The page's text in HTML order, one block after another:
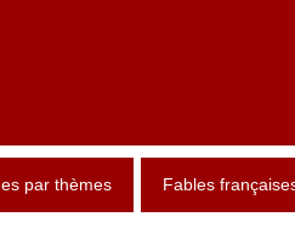
par thèmes Fables